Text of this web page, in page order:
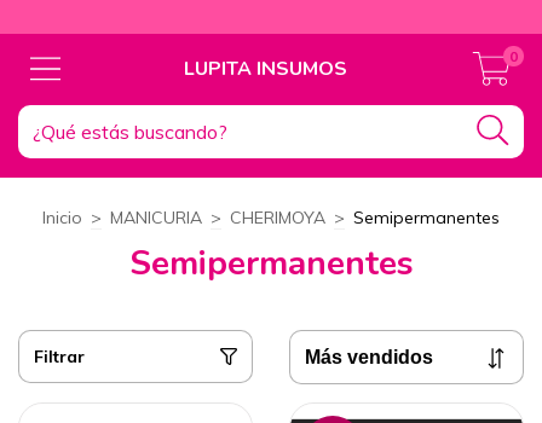
LUPITA INSUMOS 0
Inicio > MANICURIA > CHERIMOYA > Semipermanentes
Semipermanentes
Filtrar